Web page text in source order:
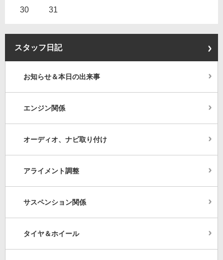
30 31
スタッフ日記
お知らせ＆本日の出来事
エンジン関係
オーディオ、ナビ取り付け
アライメント調整
サスペンション関係
タイヤ＆ホイール